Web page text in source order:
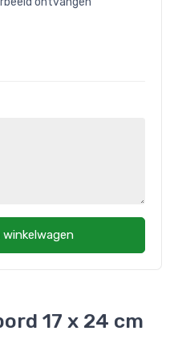
17 x 24 cm
winkelwagen